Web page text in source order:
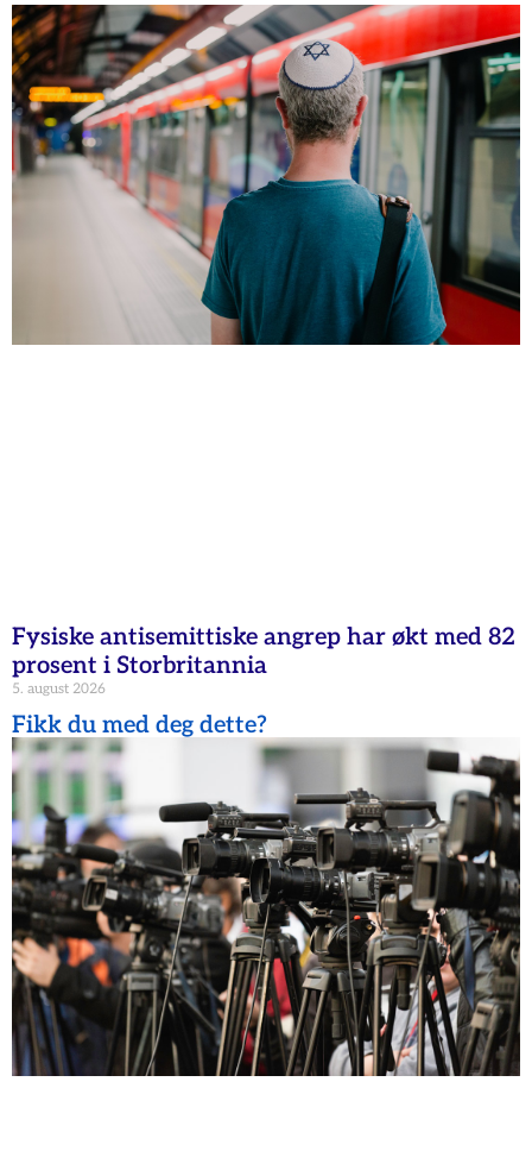
Fysiske antisemittiske angrep har økt med 82
prosent i Storbritannia
5. august 2026
Fikk du med deg dette?